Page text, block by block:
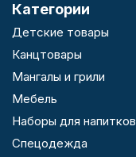
Категории
Детские товары
Канцтовары
Мангалы и грили
Мебель
Наборы для напитков
Спецодежда